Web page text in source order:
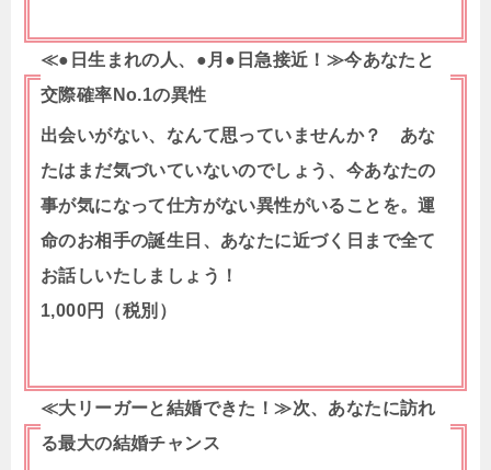
≪●日生まれの人、●月●日急接近！≫今あなたと
交際確率No.1の異性
出会いがない、なんて思っていませんか？ あな
たはまだ気づいていないのでしょう、今あなたの
事が気になって仕方がない異性がいることを。運
命のお相手の誕生日、あなたに近づく日まで全て
お話しいたしましょう！
1,000円（税別）
≪大リーガーと結婚できた！≫次、あなたに訪れ
る最大の結婚チャンス